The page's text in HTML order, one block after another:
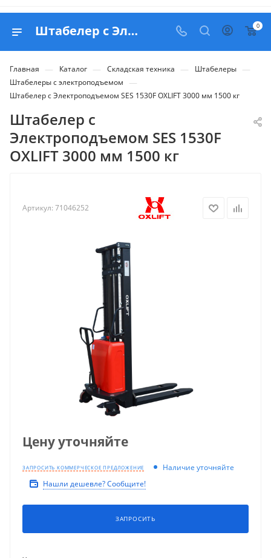
Штабелер с Электроподъемом SES 1530F OXLIFT 3000 мм 1500 кг - купить в Belapex 0
Главная — Каталог — Складская техника — Штабелеры —
Штабелеры с электроподъемом —
Штабелер с Электроподъемом SES 1530F OXLIFT 3000 мм 1500 кг
Штабелер с
Электроподъемом SES 1530F
OXLIFT 3000 мм 1500 кг
Артикул: 71046252
Цену уточняйте
ЗАПРОСИТЬ КОММЕРЧЕСКОЕ ПРЕДЛОЖЕНИЕ
Наличие уточняйте
Нашли дешевле? Сообщите!
ЗАПРОСИТЬ